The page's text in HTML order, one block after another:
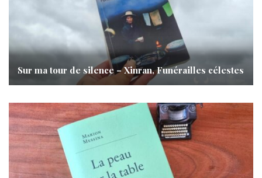
Sur ma tour de silence – Xinran, Funérailles célestes